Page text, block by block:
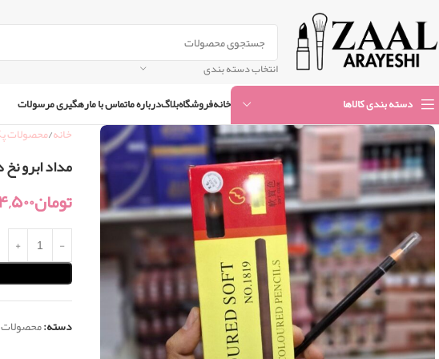
انتخاب دسته بندی
دسته بندی کالاها خانهفروشگاهبلاگدرباره ماتماس با مارهگیری مرسولات
خانه محصولات
مداد ابرو نخ دار
تومان
دسته: